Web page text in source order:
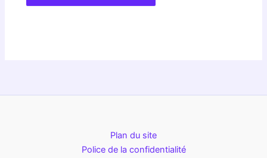
Plan du site
Police de la confidentialité